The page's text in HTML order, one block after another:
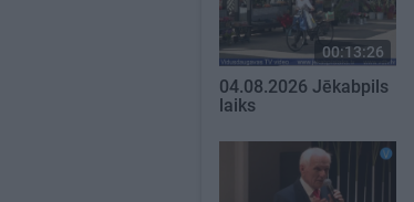
00:13:26
04.08.2026 Jēkabpils
laiks